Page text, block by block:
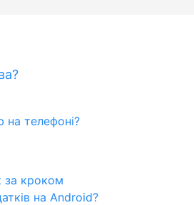
на телефоні?
за кроком
на Android?